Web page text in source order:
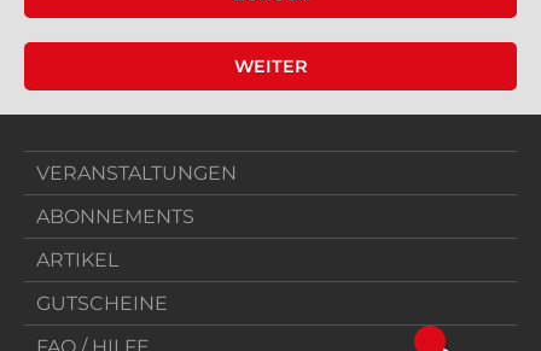
VERANSTALTUNGEN
ABONNEMENTS
ARTIKEL
GUTSCHEINE